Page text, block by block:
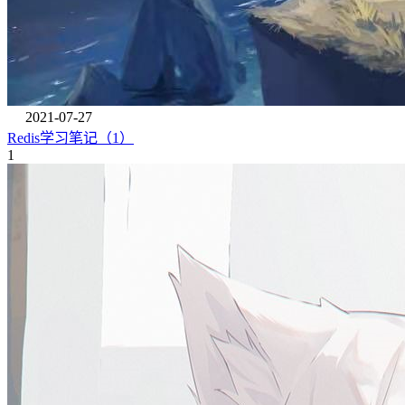
2021-07-27
Redis学习笔记（1）
1